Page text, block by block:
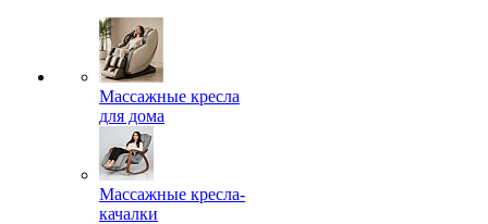
Массажные кресла
для дома
Массажные кресла-
качалки